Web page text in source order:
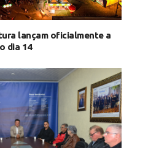
lançam oficialmente a
dia 14